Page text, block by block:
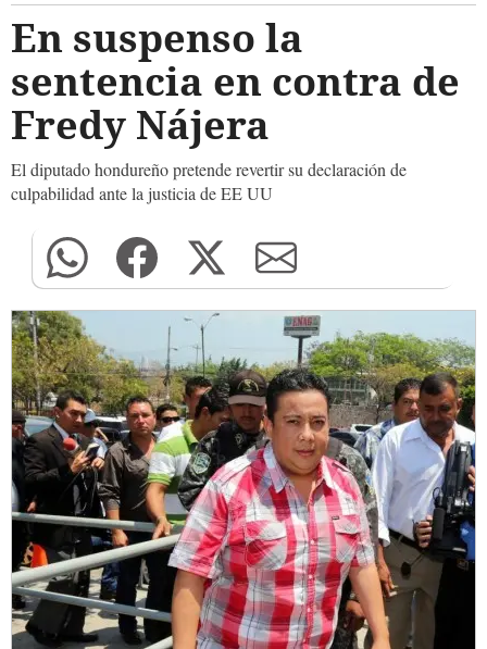
En suspenso la
sentencia en contra de
Fredy Nájera
El diputado hondureño pretende revertir su declaración de
culpabilidad ante la justicia de EE UU